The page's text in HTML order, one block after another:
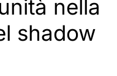
nella
shadow